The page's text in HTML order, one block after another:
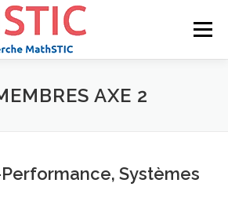
Menu
JOURNÉES MATHSTIC
AXE 2
Systèmes